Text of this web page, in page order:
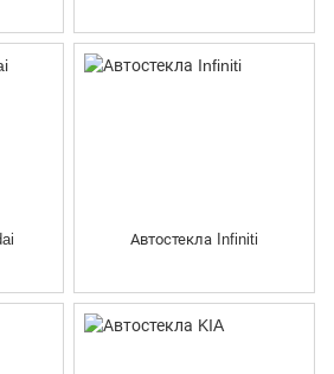
Автостекла Infiniti